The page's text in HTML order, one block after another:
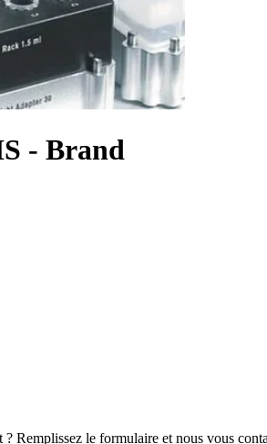
- Brand
Remplissez le formulaire et nous vous